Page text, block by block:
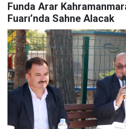
Funda Arar
Fuarı’nda Sahne Alacak